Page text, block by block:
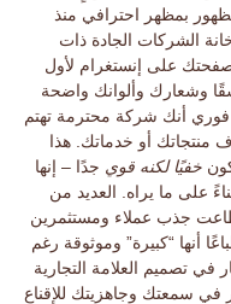
بمظهر احترافي منذ
الشركات الجادة ذات
صفحتك على إنستغرام لأول
وشعارك وألوانك واضحة
فوري أنك شركة محترمة تهتم
منتجاتك أو خدماتك. هذا
خفيًا لكنه قوي جدًا – إنها
على ما يراه. العديد من
جذب عملاء ومستثمرين
أنها “كبيرة” وموثوقة رغم
في تصميم العلامة التجارية
في سمعتك وجاهزيتك للإقناع